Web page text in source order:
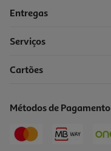
Entregas
Serviços
Cartões
Métodos de Pagamento